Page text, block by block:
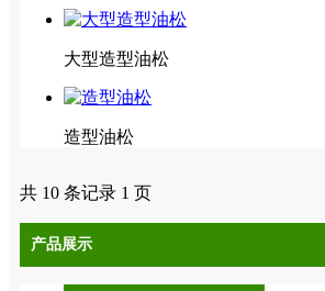
大型造型油松
造型油松
共 10 条记录 1 页
产品展示